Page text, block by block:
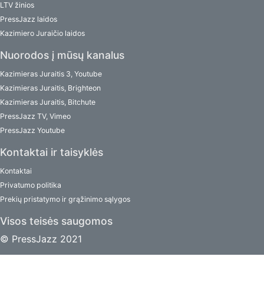
LTV žinios
PressJazz laidos
Kazimiero Juraičio laidos
Nuorodos į mūsų kanalus
Kazimieras Juraitis 3, Youtube
Kazimieras Juraitis, Brighteon
Kazimieras Juraitis, Bitchute
PressJazz TV, Vimeo
PressJazz Youtube
Kontaktai ir taisyklės
Kontaktai
Privatumo politika
Prekių pristatymo ir grąžinimo sąlygos
Visos teisės saugomos
© PressJazz 2021